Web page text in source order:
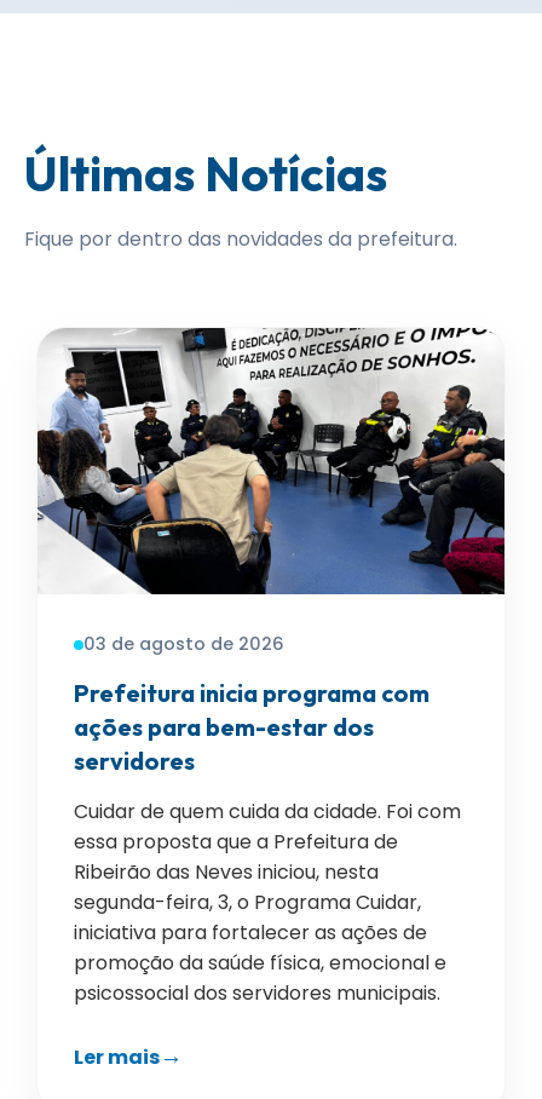
Últimas Notícias
Fique por dentro das novidades da prefeitura.
03 de agosto de 2026
Prefeitura inicia programa com
ações para bem-estar dos
servidores
Cuidar de quem cuida da cidade. Foi com
essa proposta que a Prefeitura de
Ribeirão das Neves iniciou, nesta
segunda-feira, 3, o Programa Cuidar,
iniciativa para fortalecer as ações de
promoção da saúde física, emocional e
psicossocial dos servidores municipais.
Ler mais